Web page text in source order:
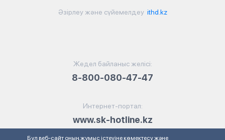
Әзірлеу және сүйемелдеу ithd.kz
Жедел байланыс желісі:
8-800-080-47-47
Интернет-портал:
www.sk-hotline.kz
Бұл веб-сайт оның жұмыс істеуіне көмектесу және